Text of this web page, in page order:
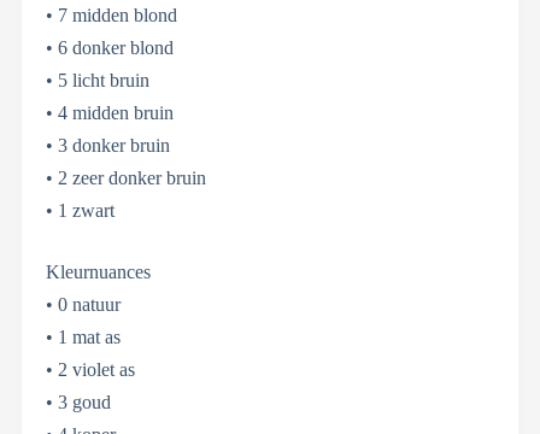
• 7 midden blond
• 6 donker blond
• 5 licht bruin
• 4 midden bruin
• 3 donker bruin
• 2 zeer donker bruin
• 1 zwart
Kleurnuances
• 0 natuur
• 1 mat as
• 2 violet as
• 3 goud